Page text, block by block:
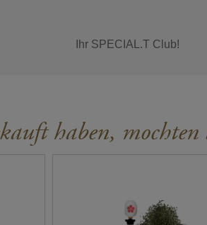
Ihr SPECIAL.T Club!
haben,